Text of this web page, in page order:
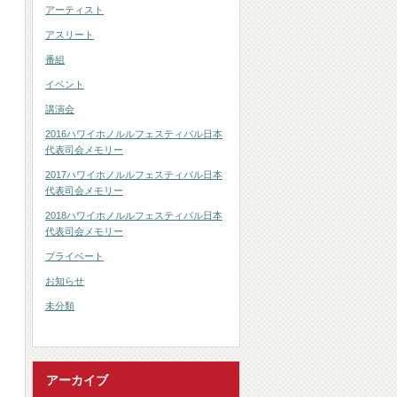
アーティスト
アスリート
番組
イベント
講演会
2016ハワイホノルルフェスティバル日本
代表司会メモリー
2017ハワイホノルルフェスティバル日本
代表司会メモリー
2018ハワイホノルルフェスティバル日本
代表司会メモリー
プライベート
お知らせ
未分類
アーカイブ